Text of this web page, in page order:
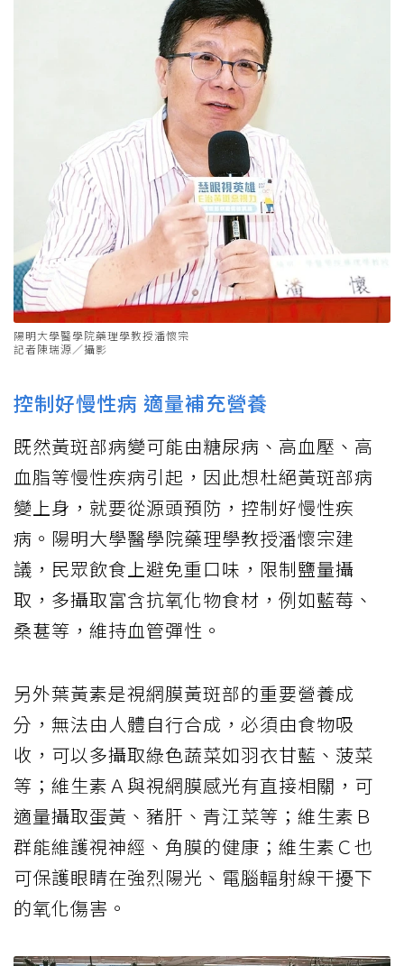
陽明大學醫學院藥理學教授潘懷宗
記者陳瑞源／攝影
控制好慢性病 適量補充營養
既然黃斑部病變可能由糖尿病、高血壓、高
血脂等慢性疾病引起，因此想杜絕黃斑部病
變上身，就要從源頭預防，控制好慢性疾
病。陽明大學醫學院藥理學教授潘懷宗建
議，民眾飲食上避免重口味，限制鹽量攝
取，多攝取富含抗氧化物食材，例如藍莓、
桑葚等，維持血管彈性。
另外葉黃素是視網膜黃斑部的重要營養成
分，無法由人體自行合成，必須由食物吸
收，可以多攝取綠色蔬菜如羽衣甘藍、菠菜
等；維生素Ａ與視網膜感光有直接相關，可
適量攝取蛋黃、豬肝、青江菜等；維生素Ｂ
群能維護視神經、角膜的健康；維生素Ｃ也
可保護眼睛在強烈陽光、電腦輻射線干擾下
的氧化傷害。